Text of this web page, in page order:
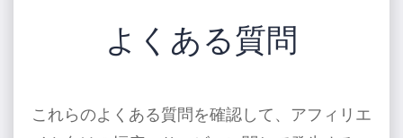
よくある質問
これらのよくある質問を確認して、アフィリエ